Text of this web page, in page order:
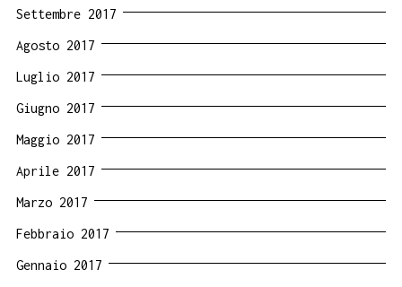
Settembre 2017
Agosto 2017
Luglio 2017
Giugno 2017
Maggio 2017
Aprile 2017
Marzo 2017
Febbraio 2017
Gennaio 2017